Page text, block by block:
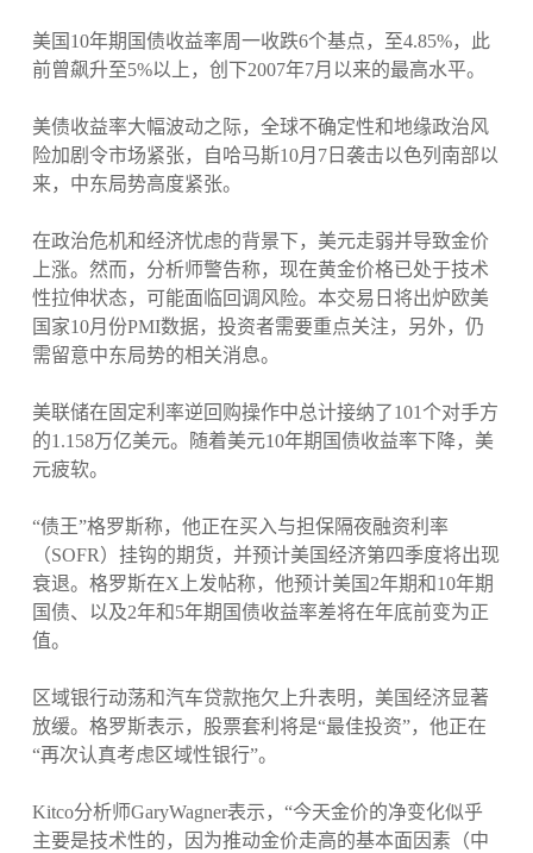
美国10年期国债收益率周一收跌6个基点，至4.85%，此
前曾飙升至5%以上，创下2007年7月以来的最高水平。
美债收益率大幅波动之际，全球不确定性和地缘政治风
险加剧令市场紧张，自哈马斯10月7日袭击以色列南部以
来，中东局势高度紧张。
在政治危机和经济忧虑的背景下，美元走弱并导致金价
上涨。然而，分析师警告称，现在黄金价格已处于技术
性拉伸状态，可能面临回调风险。本交易日将出炉欧美
国家10月份PMI数据，投资者需要重点关注，另外，仍
需留意中东局势的相关消息。
美联储在固定利率逆回购操作中总计接纳了101个对手方
的1.158万亿美元。随着美元10年期国债收益率下降，美
元疲软。
“债王”格罗斯称，他正在买入与担保隔夜融资利率
（SOFR）挂钩的期货，并预计美国经济第四季度将出现
衰退。格罗斯在X上发帖称，他预计美国2年期和10年期
国债、以及2年和5年期国债收益率差将在年底前变为正
值。
区域银行动荡和汽车贷款拖欠上升表明，美国经济显著
放缓。格罗斯表示，股票套利将是“最佳投资”，他正在
“再次认真考虑区域性银行”。
Kitco分析师GaryWagner表示，“今天金价的净变化似乎
主要是技术性的，因为推动金价走高的基本面因素（中